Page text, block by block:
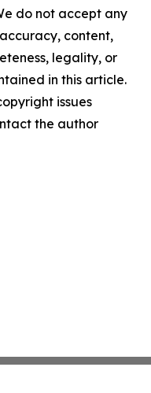
do not accept any
content,
legality, or
in this article.
issues
the author